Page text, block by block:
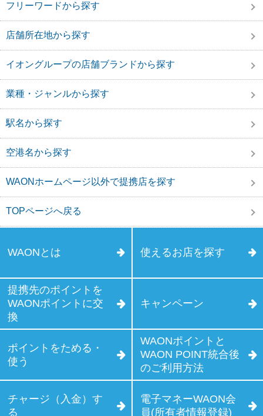
フリーワードから探す
店舗所在地から探す
イオングループの店舗ブランドから探す
業種・ジャンルから探す
駅名から探す
空港名から探す
WAONホームページ以外で提携店を探す
TOPページへ戻る